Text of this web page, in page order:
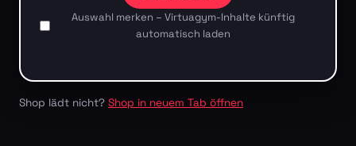
Auswahl merken – Virtuagym-Inhalte künftig
automatisch laden
Shop lädt nicht? Shop in neuem Tab öffnen